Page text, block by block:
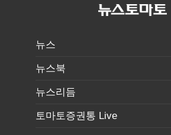
뉴스
뉴스북
뉴스리듬
토마토증권통 Live